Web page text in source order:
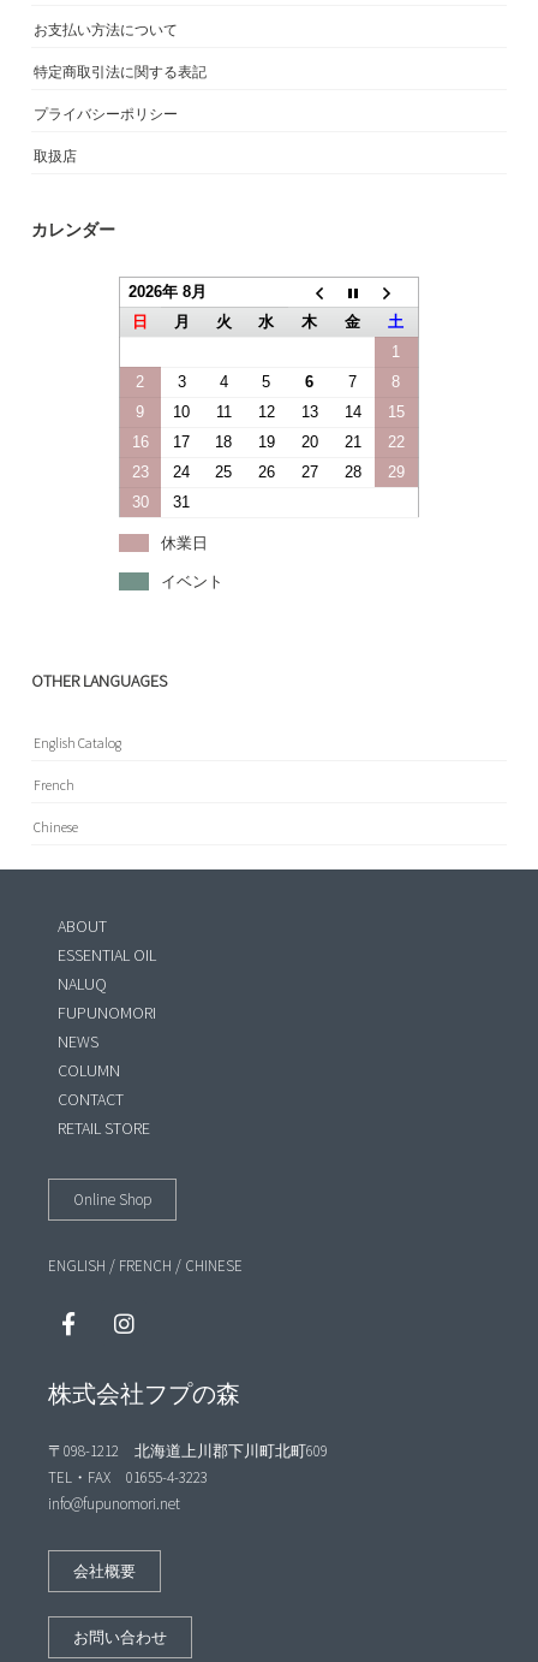
お支払い方法について
特定商取引法に関する表記
プライバシーポリシー
取扱店
カレンダー
2026年 8月
日
月 火 水 木 金
土
1
2
3 4 5 6 7
8
9
10 11 12 13 14
15
16
17 18 19 20 21
22
23
24 25 26 27 28
29
30
31
休業日
イベント
OTHER LANGUAGES
English Catalog
French
Chinese
ABOUT
ESSENTIAL OIL
NALUQ
FUPUNOMORI
NEWS
COLUMN
CONTACT
RETAIL STORE
Online Shop
ENGLISH / FRENCH / CHINESE
株式会社フプの森
〒098-1212 北海道上川郡下川町北町609
TEL・FAX 01655-4-3223
info@fupunomori.net
会社概要
お問い合わせ